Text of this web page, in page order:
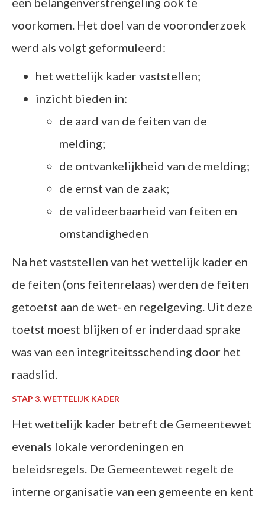
voorkomen. Het doel van de vooronderzoek
werd als volgt geformuleerd:
het wettelijk kader vaststellen;
inzicht bieden in:
de aard van de feiten van de
melding;
de ontvankelijkheid van de melding;
de ernst van de zaak;
de valideerbaarheid van feiten en
omstandigheden
Na het vaststellen van het wettelijk kader en
de feiten (ons feitenrelaas) werden de feiten
getoetst aan de wet- en regelgeving. Uit deze
toetst moest blijken of er inderdaad sprake
was van een integriteitsschending door het
raadslid.
STAP 3. WETTELIJK KADER
Het wettelijk kader betreft de Gemeentewet
evenals lokale verordeningen en
beleidsregels. De Gemeentewet regelt de
interne organisatie van een gemeente en kent